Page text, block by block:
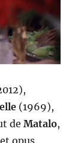
(1969),
deMatalo,